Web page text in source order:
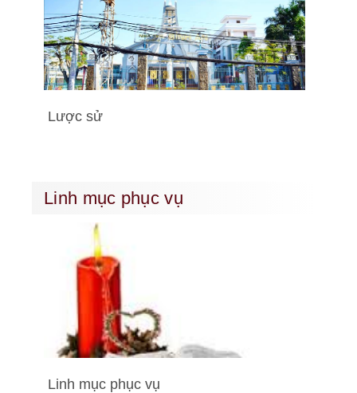
Lược sử
Linh mục phục vụ
Linh mục phục vụ